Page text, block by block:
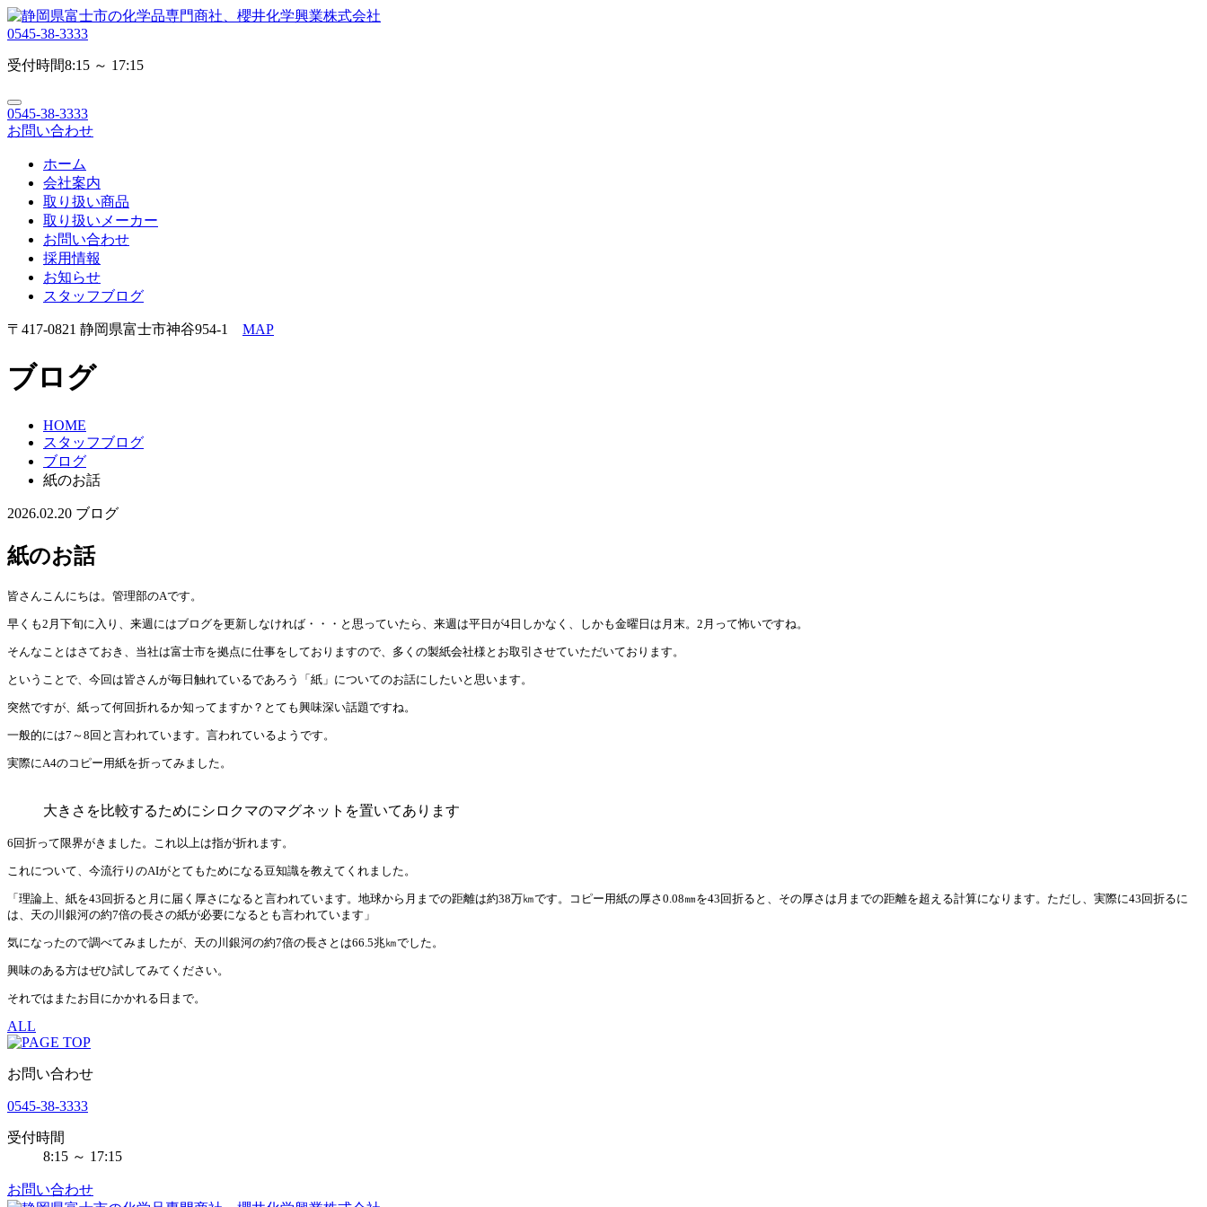
0545-38-3333
受付時間8:15 ～ 17:15
0545-38-3333
お問い合わせ
ホーム
会社案内
取り扱い商品
取り扱いメーカー
お問い合わせ
採用情報
お知らせ
スタッフブログ
〒417-0821 静岡県富士市神谷954-1 MAP
ブログ
HOME
スタッフブログ
ブログ
紙のお話
2026.02.20 ブログ
紙のお話
皆さんこんにちは。管理部のAです。
早くも2月下旬に入り、来週にはブログを更新しなければ・・・と思っていたら、来週は平日が4日しかなく、しかも金曜日は月末。2月って怖いですね。
そんなことはさておき、当社は富士市を拠点に仕事をしておりますので、多くの製紙会社様とお取引させていただいております。
ということで、今回は皆さんが毎日触れているであろう「紙」についてのお話にしたいと思います。
突然ですが、紙って何回折れるか知ってますか？とても興味深い話題ですね。
一般的には7～8回と言われています。言われているようです。
実際にA4のコピー用紙を折ってみました。
大きさを比較するためにシロクマのマグネットを置いてあります
6回折って限界がきました。これ以上は指が折れます。
これについて、今流行りのAIがとてもためになる豆知識を教えてくれました。
「理論上、紙を43回折ると月に届く厚さになると言われています。地球から月までの距離は約38万㎞です。コピー用紙の厚さ0.08㎜を43回折ると、その厚さは月までの距離を超える計算になります。ただし、実際に43回折るに
は、天の川銀河の約7倍の長さの紙が必要になるとも言われています」
気になったので調べてみましたが、天の川銀河の約7倍の長さとは66.5兆㎞でした。
興味のある方はぜひ試してみてください。
それではまたお目にかかれる日まで。
ALL
お問い合わせ
0545-38-3333
受付時間
8:15 ～ 17:15
お問い合わせ